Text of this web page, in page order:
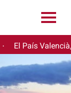
· El País